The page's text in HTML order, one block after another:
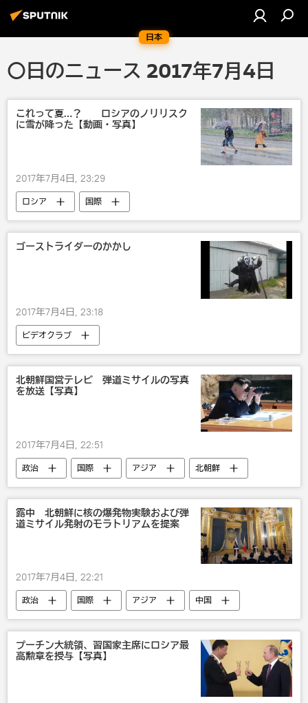
日本
〇日のニュース 2017年7月4日
これって夏…？ ロシアのノリリスク
に雪が降った【動画・写真】
2017年7月4日, 23:29
ロシア 国際
ゴーストライダーのかかし
2017年7月4日, 23:18
ビデオクラブ
北朝鮮国営テレビ 弾道ミサイルの写真
を放送【写真】
2017年7月4日, 22:51
政治 国際 アジア
北朝鮮
ミサイル
露中 北朝鮮に核の爆発物実験および弾
道ミサイル発射のモラトリアムを提案
2017年7月4日, 22:21
政治 国際 アジア
中国
北朝鮮
ミサイル ロシア
プーチン大統領、習国家主席にロシア最
高勲章を授与【写真】